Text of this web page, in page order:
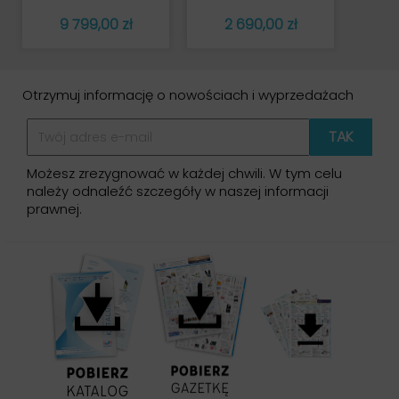
Cena
9 799,00 zł Cena
2 690,00 zł
Otrzymuj informację o nowościach i wyprzedażach
Możesz zrezygnować w każdej chwili. W tym celu
należy odnaleźć szczegóły w naszej informacji
prawnej.